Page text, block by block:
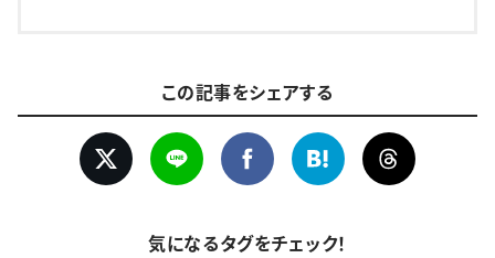
この記事をシェアする
気になるタグをチェック！